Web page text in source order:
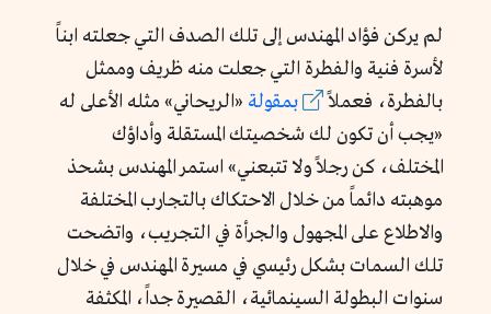
لم يركن فؤاد المهندس إلى تلك الصدف التي جعلته ابناً
لأسرة فنية والفطرة التي جعلت منه ظريف وممثل
بالفطرة، فعملاً
بمقولة «الريحاني» مثله الأعلى له
«يجب أن تكون لك شخصيتك المستقلة وأداؤك
المختلف، كن رجلاً ولا تتبعني» استمر المهندس بشحذ
موهبته دائماً من خلال الاحتكاك بالتجارب المختلفة
والاطلاع على المجهول والجرأة في التجريب، واتضحت
تلك السمات بشكل رئيسي في مسيرة المهندس في خلال
سنوات البطولة السينمائية، القصيرة جداً، المكثفة